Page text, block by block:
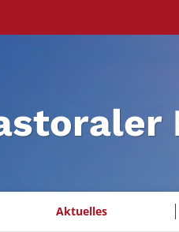
Aktuelles